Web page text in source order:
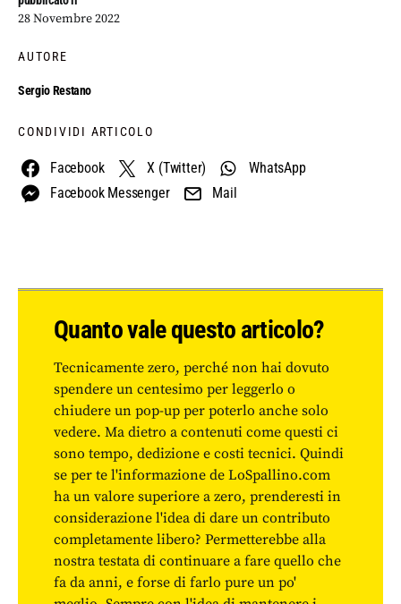
28 Novembre 2022
AUTORE
Sergio Restano
CONDIVIDI ARTICOLO
Facebook X (Twitter)
WhatsApp
Facebook Messenger
Mail
Quanto vale questo articolo?
Tecnicamente zero, perché non hai dovuto
spendere un centesimo per leggerlo o
chiudere un pop-up per poterlo anche solo
vedere. Ma dietro a contenuti come questi ci
sono tempo, dedizione e costi tecnici. Quindi
se per te l'informazione de LoSpallino.com
ha un valore superiore a zero, prenderesti in
considerazione l'idea di dare un contributo
completamente libero? Permetterebbe alla
nostra testata di continuare a fare quello che
fa da anni, e forse di farlo pure un po'